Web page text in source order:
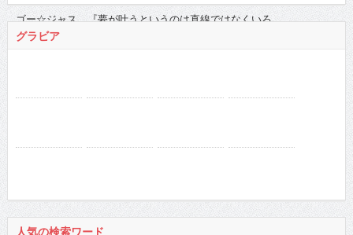
徳江かな
真田まこと